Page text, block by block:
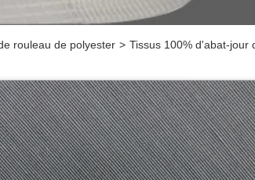
rouleau de polyester > Tissus 100% d'abat-jour